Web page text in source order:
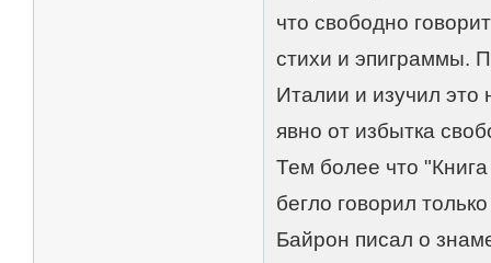
что свободно
стихи и эпиграммы.
Италии и изучил это
явно от избытка
Тем более что
бегло говорил
Байрон писал о